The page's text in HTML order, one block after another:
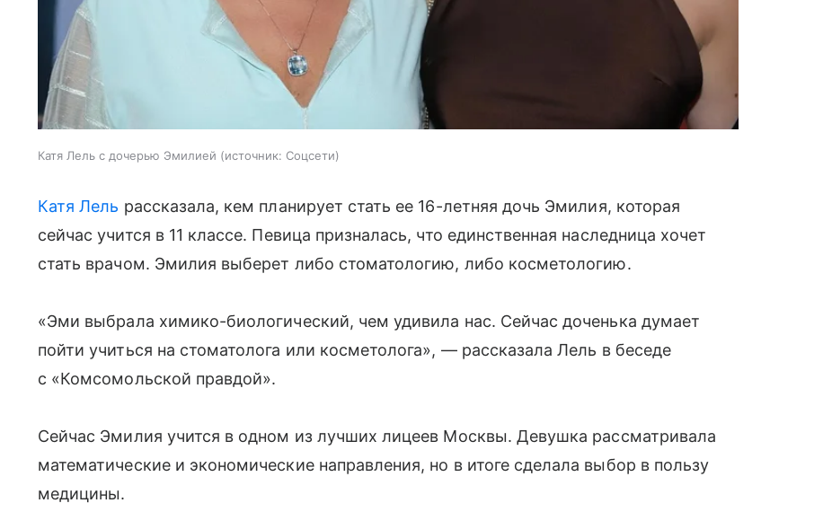
Катя Лель с дочерью Эмилией источник: Соцсети
Катя Лель рассказала, кем планирует стать ее 16-летняя дочь Эмилия, которая
сейчас учится в 11 классе. Певица призналась, что единственная наследница хочет
стать врачом. Эмилия выберет либо стоматологию, либо косметологию.
«Эми выбрала химико-биологический, чем удивила нас. Сейчас доченька думает
пойти учиться на стоматолога или косметолога», — рассказала Лель в беседе
с «Комсомольской правдой».
Сейчас Эмилия учится в одном из лучших лицеев Москвы. Девушка рассматривала
математические и экономические направления, но в итоге сделала выбор в пользу
медицины.